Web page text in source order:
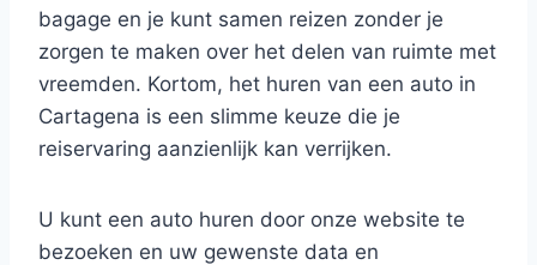
bagage en je kunt samen reizen zonder je
zorgen te maken over het delen van ruimte met
vreemden. Kortom, het huren van een auto in
Cartagena is een slimme keuze die je
reiservaring aanzienlijk kan verrijken.
U kunt een auto huren door onze website te
bezoeken en uw gewenste data en